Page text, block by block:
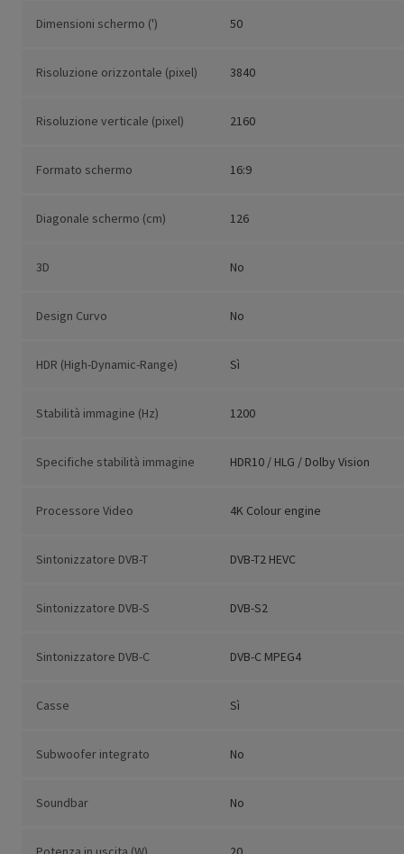
Dimensioni schermo (') 50
Risoluzione orizzontale (pixel) 3840
Risoluzione verticale (pixel) 2160
Formato schermo 16:9
Diagonale schermo (cm) 126
3D No
Design Curvo No
HDR (High-Dynamic-Range) Sì
Stabilità immagine (Hz) 1200
Specifiche stabilità immagine HDR10 / HLG / Dolby Vision
Processore Video 4K Colour engine
Sintonizzatore DVB-T DVB-T2 HEVC
Sintonizzatore DVB-S DVB-S2
Sintonizzatore DVB-C DVB-C MPEG4
Casse Sì
Subwoofer integrato No
Soundbar No